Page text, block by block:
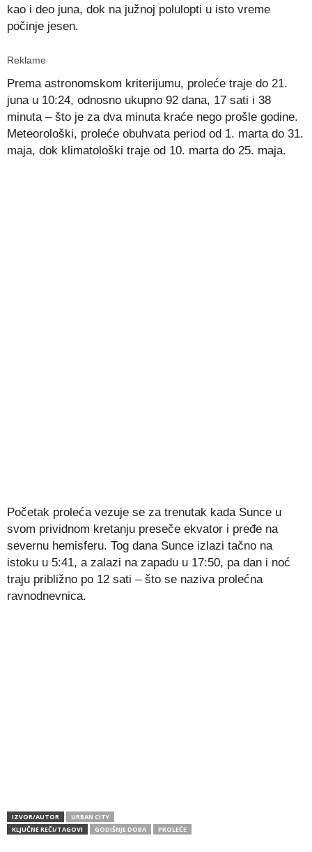
kao i deo juna, dok na južnoj polulopti u isto vreme
počinje jesen.
Reklame
Prema astronomskom kriterijumu, proleće traje do 21.
juna u 10:24, odnosno ukupno 92 dana, 17 sati i 38
minuta – što je za dva minuta kraće nego prošle godine.
Meteorološki, proleće obuhvata period od 1. marta do 31.
maja, dok klimatološki traje od 10. marta do 25. maja.
Početak proleća vezuje se za trenutak kada Sunce u
svom prividnom kretanju preseče ekvator i pređe na
severnu hemisferu. Tog dana Sunce izlazi tačno na
istoku u 5:41, a zalazi na zapadu u 17:50, pa dan i noć
traju približno po 12 sati – što se naziva prolećna
ravnodnevnica.
IZVOR/AUTOR
URBAN CITY
KLJUČNE REČI/TAGOVI
GODIŠNJE DOBA PROLEĆE